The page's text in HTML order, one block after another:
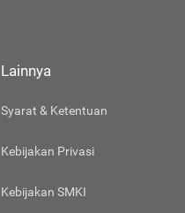
Lainnya
Syarat & Ketentuan
Kebijakan Privasi
Kebijakan SMKI